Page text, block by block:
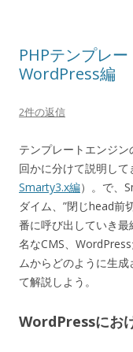
PHPテンプレ
WordPress編
2件の返信
テンプレートエンジ
回かに分けて説明して
Smarty3.x編）。で、
ダイム、”閉じhead前
番に呼び出していき
名なCMS、
ムからどのように生
て解説しよう。
WordPressにお